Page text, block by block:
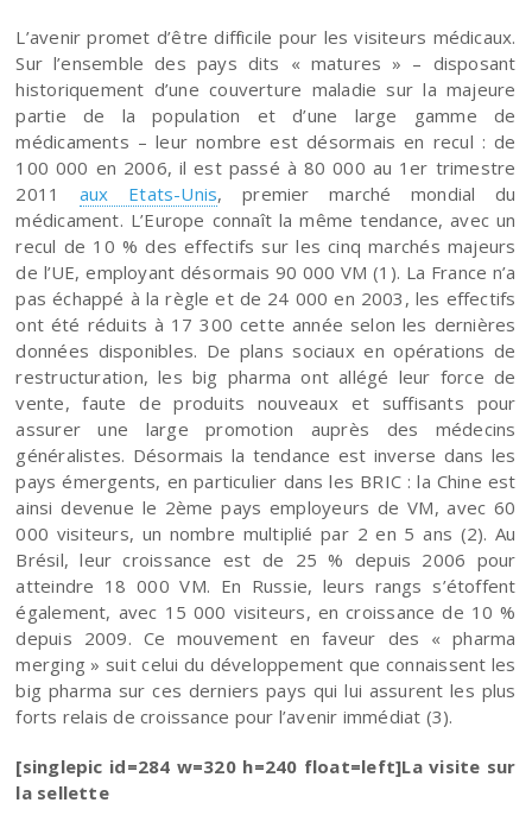
L’avenir promet d’être difficile pour les visiteurs médicaux.
Sur l’ensemble des pays dits « matures » – disposant
historiquement d’une couverture maladie sur la majeure
partie de la population et d’une large gamme de
médicaments – leur nombre est désormais en recul : de
100 000 en 2006, il est passé à 80 000 au 1er trimestre
2011 aux Etats-Unis, premier marché mondial du
médicament. L’Europe connaît la même tendance, avec un
recul de 10 % des effectifs sur les cinq marchés majeurs
de l’UE, employant désormais 90 000 VM (1). La France n’a
pas échappé à la règle et de 24 000 en 2003, les effectifs
ont été réduits à 17 300 cette année selon les dernières
données disponibles. De plans sociaux en opérations de
restructuration, les big pharma ont allégé leur force de
vente, faute de produits nouveaux et suffisants pour
assurer une large promotion auprès des médecins
généralistes. Désormais la tendance est inverse dans les
pays émergents, en particulier dans les BRIC : la Chine est
ainsi devenue le 2ème pays employeurs de VM, avec 60
000 visiteurs, un nombre multiplié par 2 en 5 ans (2). Au
Brésil, leur croissance est de 25 % depuis 2006 pour
atteindre 18 000 VM. En Russie, leurs rangs s’étoffent
également, avec 15 000 visiteurs, en croissance de 10 %
depuis 2009. Ce mouvement en faveur des « pharma
merging » suit celui du développement que connaissent les
big pharma sur ces derniers pays qui lui assurent les plus
forts relais de croissance pour l’avenir immédiat (3).
[singlepic id=284 w=320 h=240 float=left]La visite sur
la sellette